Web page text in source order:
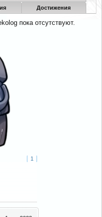
1
Достижения
пока отсутствуют.